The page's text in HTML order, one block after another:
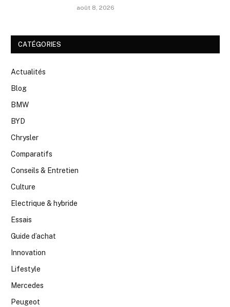
août 8, 2026
CATÉGORIES
Actualités
Blog
BMW
BYD
Chrysler
Comparatifs
Conseils & Entretien
Culture
Electrique & hybride
Essais
Guide d’achat
Innovation
Lifestyle
Mercedes
Peugeot